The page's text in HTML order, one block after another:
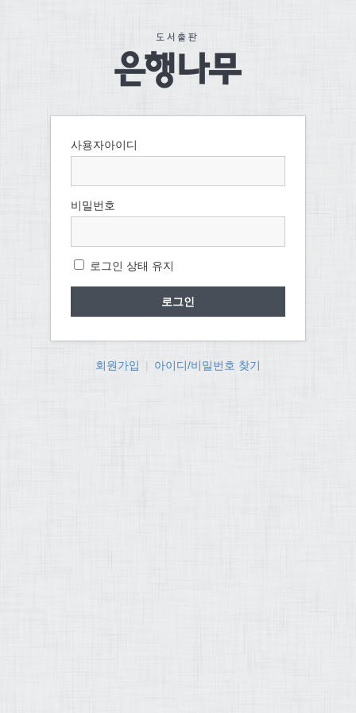
사용자아이디
비밀번호
로그인 상태 유지
회원가입 아이디/비밀번호 찾기